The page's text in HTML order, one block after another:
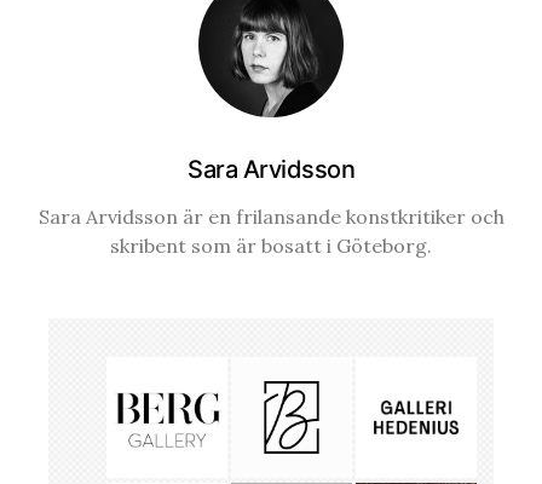
Sara Arvidsson
Sara Arvidsson är en frilansande konstkritiker och
skribent som är bosatt i Göteborg.